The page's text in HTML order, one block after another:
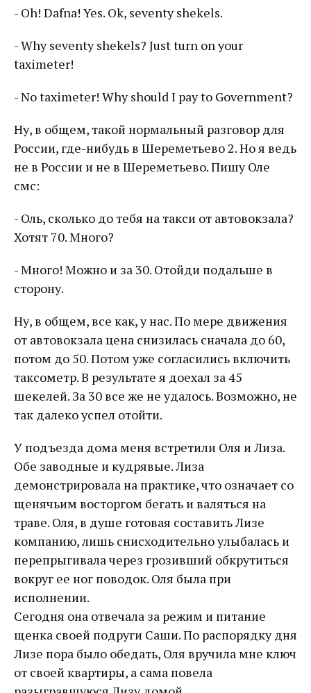
- Oh! Dafna! Yes. Ok, seventy shekels.
- Why seventy shekels? Just turn on your
taximeter!
- No taximeter! Why should I pay to Government?
Ну, в общем, такой нормальный разговор для
России, где-нибудь в Шереметьево 2. Но я ведь
не в России и не в Шереметьево. Пишу Оле
смс:
- Оль, сколько до тебя на такси от автовокзала?
Хотят 70. Много?
- Много! Можно и за 30. Отойди подальше в
сторону.
Ну, в общем, все как, у нас. По мере движения
от автовокзала цена снизилась сначала до 60,
потом до 50. Потом уже согласились включить
таксометр. В результате я доехал за 45
шекелей. За 30 все же не удалось. Возможно, не
так далеко успел отойти.
У подъезда дома меня встретили Оля и Лиза.
Обе заводные и кудрявые. Лиза
демонстрировала на практике, что означает со
щенячьим восторгом бегать и валяться на
траве. Оля, в душе готовая составить Лизе
компанию, лишь снисходительно улыбалась и
перепрыгивала через грозивший обкрутиться
вокруг ее ног поводок. Оля была при
исполнении.
Сегодня она отвечала за режим и питание
щенка своей подруги Саши. По распорядку дня
Лизе пора было обедать, Оля вручила мне ключ
от своей квартиры, а сама повела